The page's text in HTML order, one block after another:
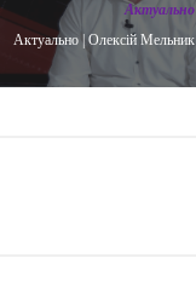
Актуально
Актуально | Олексій Мельник